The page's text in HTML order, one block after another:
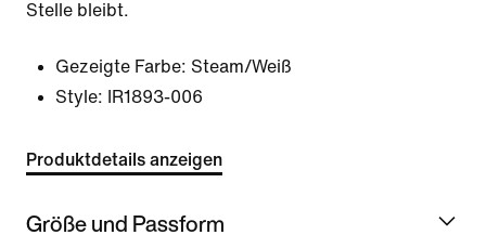
Stelle bleibt.
Gezeigte Farbe: Steam/Weiß
Style:
IR1893-006
Produktdetails anzeigen
Größe und Passform